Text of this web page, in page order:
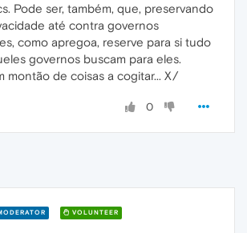
Pode ser, também, que, preservando
até contra governos
como apregoa, reserve para si tudo
governos buscam para eles.
montão de coisas a cogitar... X/
0
VOLUNTEER